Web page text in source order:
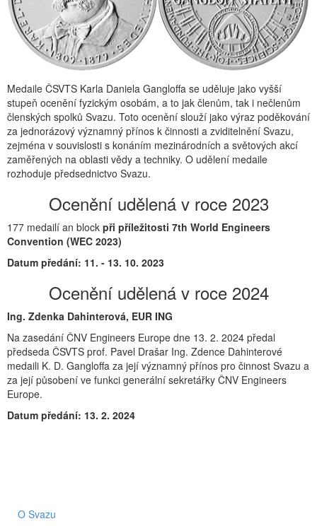
Medaile ČSVTS Karla Daniela Gangloffa se uděluje jako vyšší
stupeň ocenění fyzickým osobám, a to jak členům, tak i nečlenům
členských spolků Svazu. Toto ocenění slouží jako výraz poděkování
za jednorázový významný přínos k činnosti a zviditelnění Svazu,
zejména v souvislosti s konáním mezinárodních a světových akcí
zaměřených na oblasti vědy a techniky. O udělení medaile
rozhoduje předsednictvo Svazu.
Ocenění udělená v roce 2023
177 medailí an block při příležitosti 7th World Engineers
Convention (WEC 2023)
Datum předání: 11. - 13. 10. 2023
Ocenění udělená v roce 2024
Ing. Zdenka Dahinterová, EUR ING
Na zasedání ČNV Engineers Europe dne 13. 2. 2024 předal
předseda ČSVTS prof. Pavel Drašar Ing. Zdence Dahinterové
medaili K. D. Gangloffa za její významný přínos pro činnost Svazu a
za její působení ve funkci generální sekretářky ČNV Engineers
Europe.
Datum předání: 13. 2. 2024
O Svazu